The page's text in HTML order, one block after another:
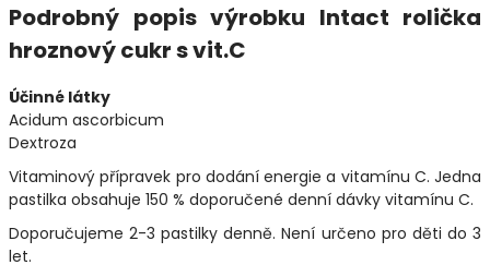
Podrobný popis výrobku Intact rolička
hroznový cukr s vit.C
Účinné látky
Acidum ascorbicum
Dextroza
Vitaminový přípravek pro dodání energie a vitamínu C. Jedna
pastilka obsahuje 150 % doporučené denní dávky vitamínu C.
Doporučujeme 2-3 pastilky denně. Není určeno pro děti do 3
let.